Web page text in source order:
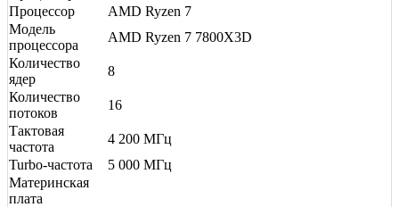
Процессор
AMD Ryzen 7
Модель
процессора
AMD Ryzen 7 7800X3D
Количество
ядер
8
Количество
потоков
16
Тактовая
частота
4 200 МГц
Turbo-частота
5 000 МГц
Материнская
плата